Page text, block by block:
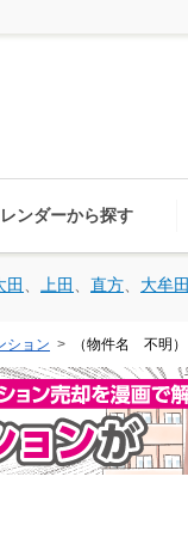
ンダーから探す
田 上田 直方 大牟田
ション （物件名 不明）